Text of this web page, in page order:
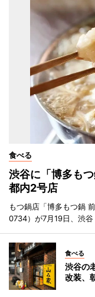
食べる
渋谷に「博多も
都内2号店
もつ鍋店「博多もつ鍋
0734）が7月19日、渋谷
食べる
渋谷の
改装、